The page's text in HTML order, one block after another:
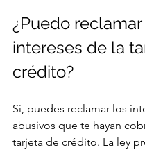
¿Puedo
intereses de la
crédito?
Sí, puedes reclamar los
abusivos que te hayan
tarjeta de crédito. La ley